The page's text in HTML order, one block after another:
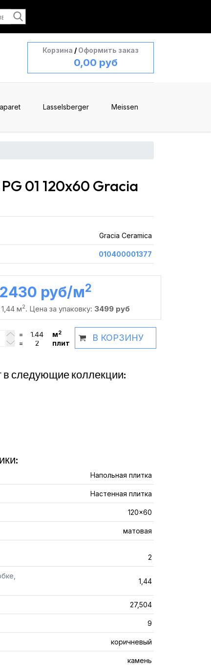
Корзина / Оформить заказ
0,00 руб
Lasselsberger Meissen
01 120x60 Gracia
Gracia Ceramica
010400001377
2430 руб /м2
м2. Цена за упаковку: 3499 руб
= м2
= плит
В КОРЗИНУ
в следующие коллекции:
Напольная плитка
Настенная плитка
120x60
матовая
2
1,44
27,504
9
коричневый
камень